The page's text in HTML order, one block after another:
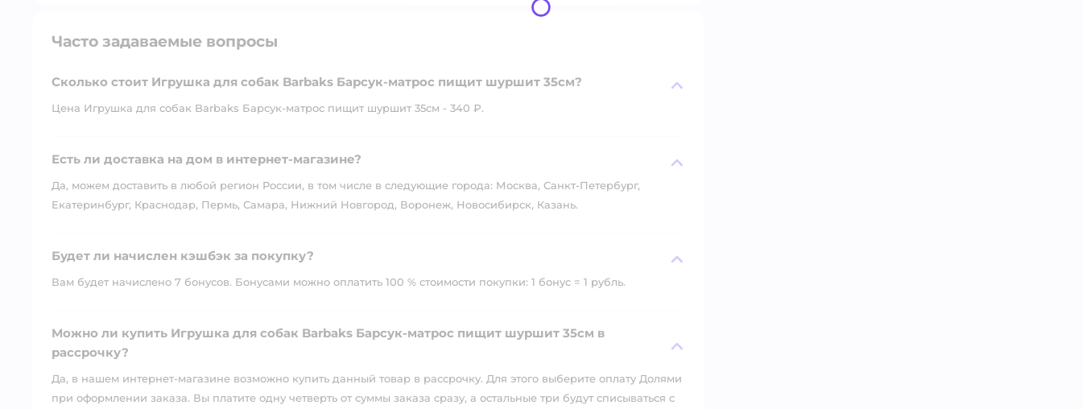
Часто задаваемые вопросы
Сколько стоит Игрушка для собак Barbaks Барсук-матрос пищит шуршит 35см?
Цена Игрушка для собак Barbaks Барсук-матрос пищит шуршит 35см - 340 ₽.
Есть ли доставка на дом в интернет-магазине?
Да, можем доставить в любой регион России, в том числе в следующие города: Москва, Санкт-Петербург,
Екатеринбург, Краснодар, Пермь, Самара, Нижний Новгород, Воронеж, Новосибирск, Казань.
Будет ли начислен кэшбэк за покупку?
Вам будет начислено 7 бонусов. Бонусами можно оплатить 100 % стоимости покупки: 1 бонус = 1 рубль.
Можно ли купить Игрушка для собак Barbaks Барсук-матрос пищит шуршит 35см в
рассрочку?
Да, в нашем интернет-магазине возможно купить данный товар в рассрочку. Для этого выберите оплату Долями
при оформлении заказа. Вы платите одну четверть от суммы заказа сразу, а остальные три будут списываться с